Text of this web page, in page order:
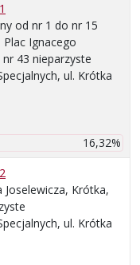
od nr 1 do nr 15
Ignacego
43 nieparzyste
ul. Krótka
16,32%
Joselewicza, Krótka,
ul. Krótka